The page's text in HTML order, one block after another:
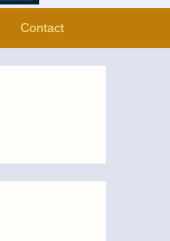
Contact